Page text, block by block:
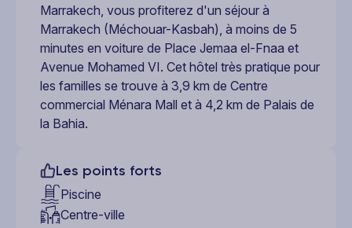
Marrakech, vous profiterez d'un séjour à
Marrakech (Méchouar-Kasbah), à moins de 5
minutes en voiture de Place Jemaa el-Fnaa et
Avenue Mohamed VI. Cet hôtel très pratique pour
les familles se trouve à 3,9 km de Centre
commercial Ménara Mall et à 4,2 km de Palais de
la Bahia.
Les points forts
Piscine
Centre-ville